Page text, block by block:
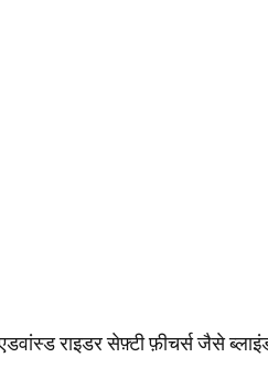
सेफ़्टी फ़ीचर्स जैसे ब्लाइंड